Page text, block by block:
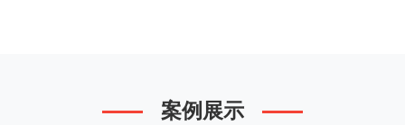
案例展示